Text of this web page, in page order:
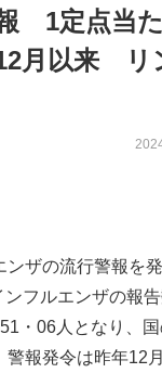
1定点当た
月以来 リ
ザの流行警報を
フルエンザの報
・06人となり、
報発令は昨年12